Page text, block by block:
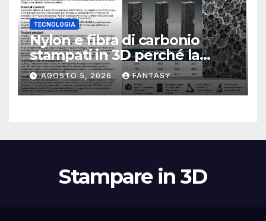
TECNOLOGIA
Nylon e fibra di carbonio
stampati in 3D perché la
resistenza agli urti dipende
dal processo
AGOSTO 5, 2026 FANTASY
Stampare in 3D